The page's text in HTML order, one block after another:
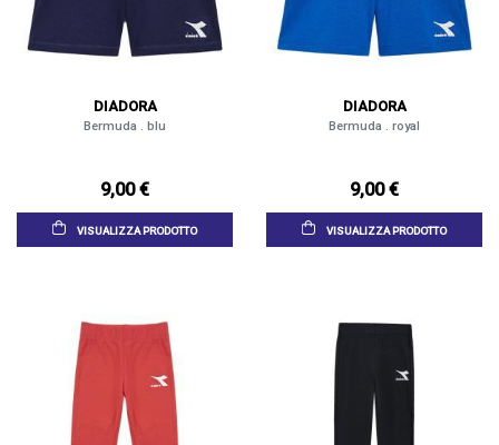
DIADORA
Bermuda . blu
9,00 €
VISUALIZZA PRODOTTO
DIADORA
Bermuda . royal
9,00 €
VISUALIZZA PRODOTTO